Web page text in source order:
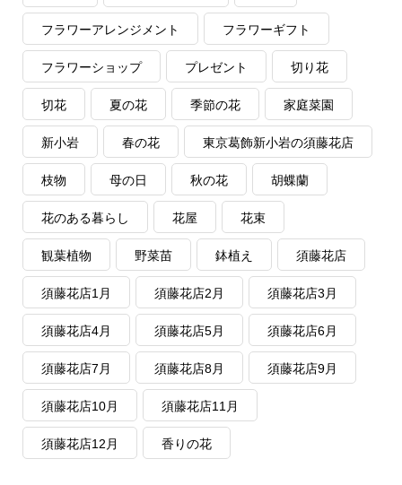
フラワーアレンジメント フラワーギフト
フラワーショップ プレゼント 切り花
切花 夏の花 季節の花 家庭菜園
新小岩 春の花 東京葛飾新小岩の須藤花店
枝物 母の日 秋の花 胡蝶蘭
花のある暮らし 花屋 花束
観葉植物 野菜苗 鉢植え 須藤花店
須藤花店1月 須藤花店2月 須藤花店3月
須藤花店4月 須藤花店5月 須藤花店6月
須藤花店7月 須藤花店8月 須藤花店9月
須藤花店10月 須藤花店11月
須藤花店12月 香りの花